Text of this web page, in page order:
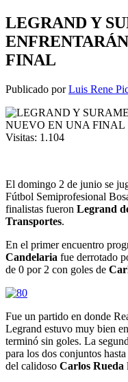
LEGRAND Y
FINAL
Publicado porLuis Rene
Visitas: 1.104
El domingo 2 de junio se
Fútbol Semiprofesional
finalistas fueron Legrand
Transportes.
En el primer encuentro
Candelaria fue derrotado
de 0 por 2 con goles de
Fue un partido en donde
Legrand estuvo muy bien
terminó sin goles. La
para los dos conjuntos
del calidoso Carlos Rueda